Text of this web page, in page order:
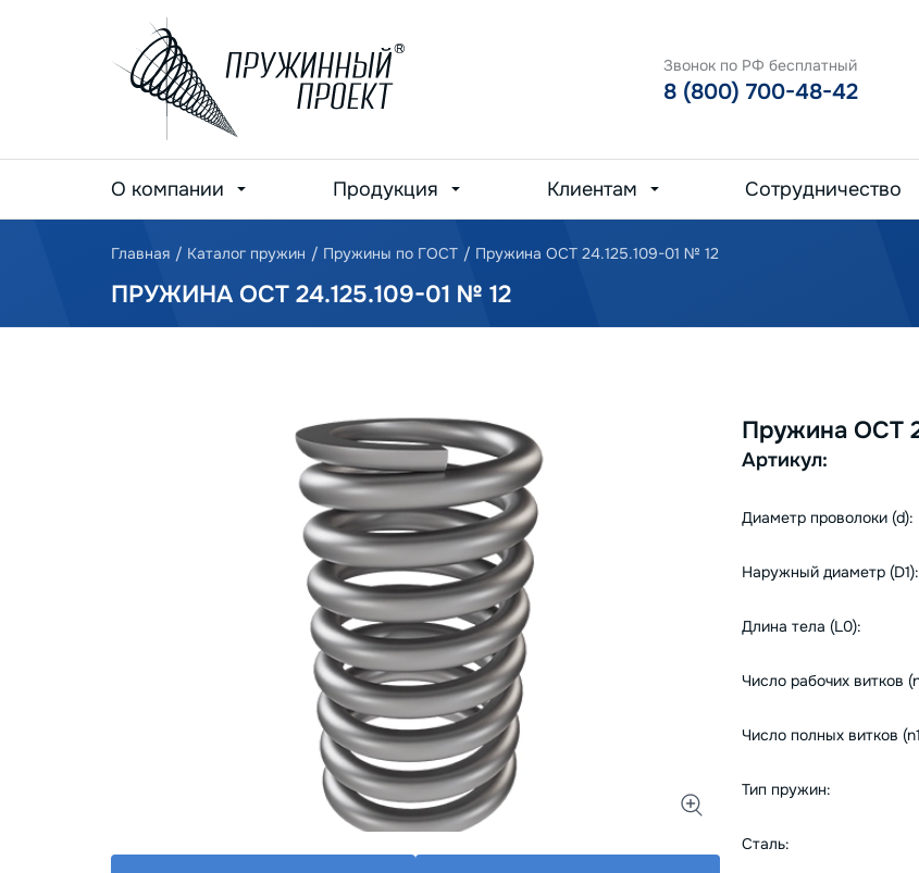
Звонок по РФ бесплатный
8 (800) 700-48-42
О компании Продукция Клиентам Сотрудничество
Главная / Каталог пружин / Пружины по ГОСТ / Пружина ОСТ 24.125.109-01 № 12
ПРУЖИНА ОСТ 24.125.109-01 № 12
Пружина ОСТ
Артикул:
Диаметр проволоки (d):
Наружный диаметр (D1):
Длина тела (L0):
Число рабочих витков
Число полных витков
Тип пружин:
Сталь: